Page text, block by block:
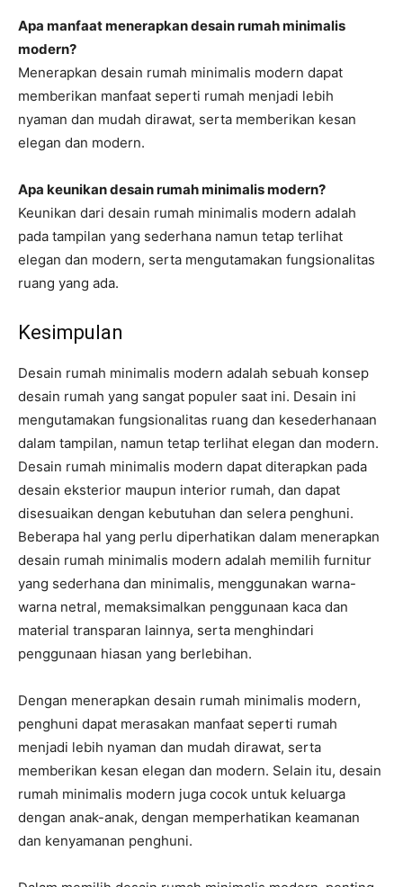
Apa manfaat menerapkan desain rumah minimalis
modern?
Menerapkan desain rumah minimalis modern dapat
memberikan manfaat seperti rumah menjadi lebih
nyaman dan mudah dirawat, serta memberikan kesan
elegan dan modern.
Apa keunikan desain rumah minimalis modern?
Keunikan dari desain rumah minimalis modern adalah
pada tampilan yang sederhana namun tetap terlihat
elegan dan modern, serta mengutamakan fungsionalitas
ruang yang ada.
Kesimpulan
Desain rumah minimalis modern adalah sebuah konsep
desain rumah yang sangat populer saat ini. Desain ini
mengutamakan fungsionalitas ruang dan kesederhanaan
dalam tampilan, namun tetap terlihat elegan dan modern.
Desain rumah minimalis modern dapat diterapkan pada
desain eksterior maupun interior rumah, dan dapat
disesuaikan dengan kebutuhan dan selera penghuni.
Beberapa hal yang perlu diperhatikan dalam menerapkan
desain rumah minimalis modern adalah memilih furnitur
yang sederhana dan minimalis, menggunakan warna-
warna netral, memaksimalkan penggunaan kaca dan
material transparan lainnya, serta menghindari
penggunaan hiasan yang berlebihan.
Dengan menerapkan desain rumah minimalis modern,
penghuni dapat merasakan manfaat seperti rumah
menjadi lebih nyaman dan mudah dirawat, serta
memberikan kesan elegan dan modern. Selain itu, desain
rumah minimalis modern juga cocok untuk keluarga
dengan anak-anak, dengan memperhatikan keamanan
dan kenyamanan penghuni.